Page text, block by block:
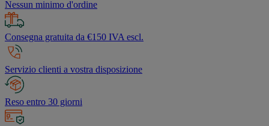
Nessun minimo d'ordine
Consegna gratuita da €150 IVA escl.
Servizio clienti a vostra disposizione
Reso entro 30 giorni